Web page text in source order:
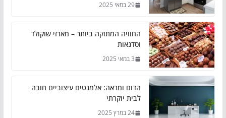
29 במאי 2025
החוויה המתוקה ביותר – מארזי שוקולד
וסדנאות
3 במאי 2025
הדום ומראה: אלמנטים עיצוביים חובה
לבית יוקרתי
24 במרץ 2025